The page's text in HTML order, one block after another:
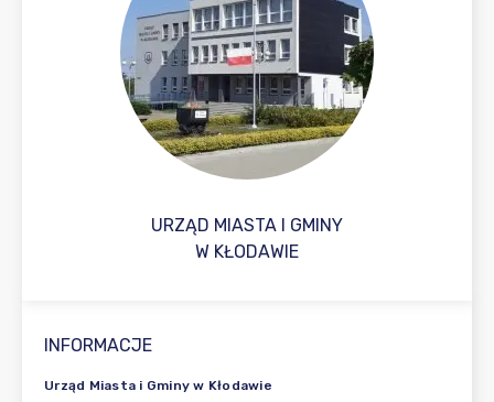
URZĄD MIASTA I GMINY
W KŁODAWIE
INFORMACJE
Urząd Miasta i Gminy w Kłodawie